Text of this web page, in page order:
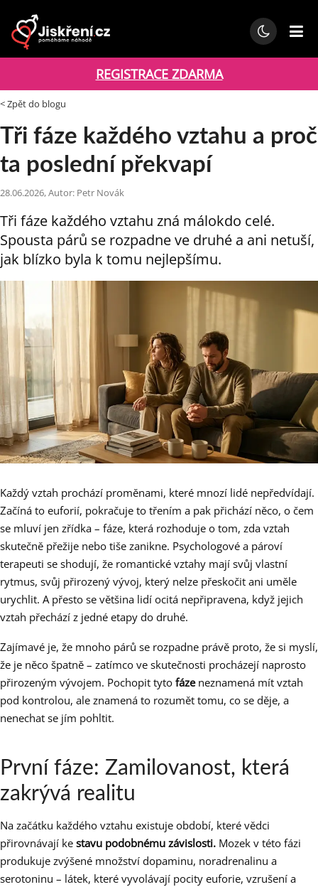
REGISTRACE ZDARMA
< Zpět do blogu
Tři fáze každého vztahu a proč
ta poslední překvapí
28.06.2026, Autor: Petr Novák
Tři fáze každého vztahu zná málokdo celé.
Spousta párů se rozpadne ve druhé a ani netuší,
jak blízko byla k tomu nejlepšímu.
Každý vztah prochází proměnami, které mnozí lidé nepředvídají.
Začíná to euforií, pokračuje to třením a pak přichází něco, o čem
se mluví jen zřídka – fáze, která rozhoduje o tom, zda vztah
skutečně přežije nebo tiše zanikne. Psychologové a pároví
terapeuti se shodují, že romantické vztahy mají svůj vlastní
rytmus, svůj přirozený vývoj, který nelze přeskočit ani uměle
urychlit. A přesto se většina lidí ocitá nepřipravena, když jejich
vztah přechází z jedné etapy do druhé.
Zajímavé je, že mnoho párů se rozpadne právě proto, že si myslí,
že je něco špatně – zatímco ve skutečnosti procházejí naprosto
přirozeným vývojem. Pochopit tyto fázeneznamená mít vztah
pod kontrolou, ale znamená to rozumět tomu, co se děje, a
nenechat se jím pohltit.
První fáze: Zamilovanost, která
zakrývá realitu
Na začátku každého vztahu existuje období, které vědci
přirovnávají ke stavu podobnému závislosti. Mozek v této fázi
produkuje zvýšené množství dopaminu, noradrenalinu a
serotoninu – látek, které vyvolávají pocity euforie, vzrušení a